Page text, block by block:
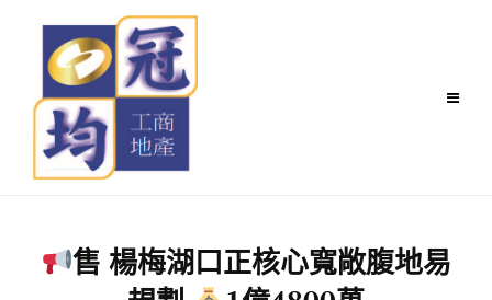
content
售 楊梅湖口正核心寬敞腹地易